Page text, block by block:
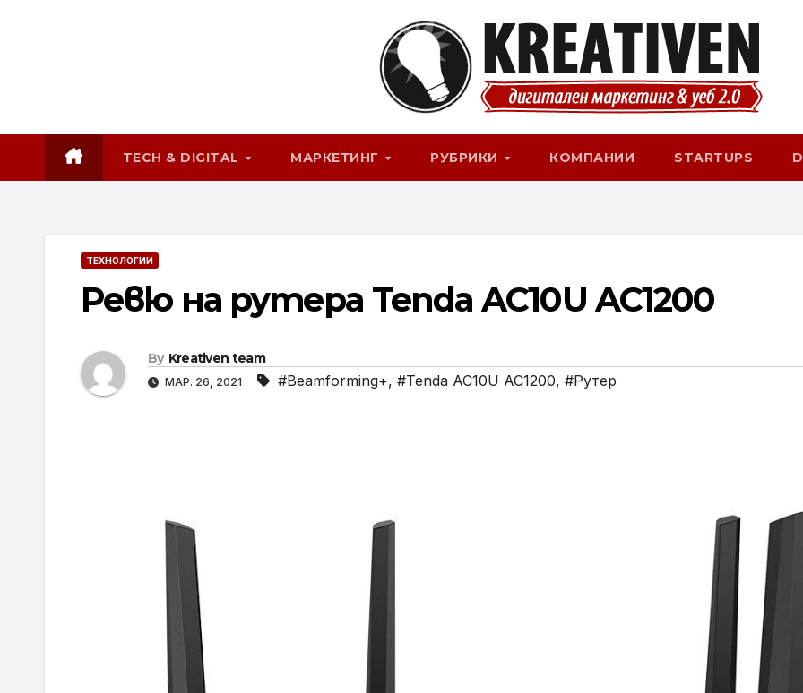
TECH & DIGITAL МАРКЕТИНГ РУБРИКИ КОМПАНИИ STARTUPS
ТЕХНОЛОГИИ
Ревю на рутера Tenda AC10U AC1200
By Kreativen team
МАР. 26, 2021 #Beamforming+, #Tenda AC10U AC1200, #Рутер